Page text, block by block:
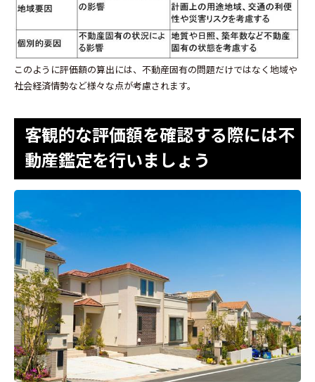
このように評価額の算出には、不動産固有の問題だけではなく地域や
社会経済情勢など様々な点が考慮されます。
客観的な評価額を確認する際には不
動産鑑定を行いましょう